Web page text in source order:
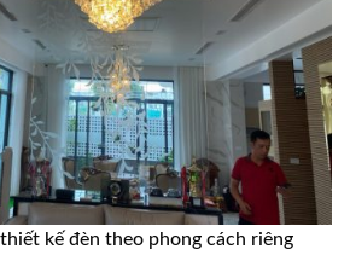
kế đèn theo phong cách riêng